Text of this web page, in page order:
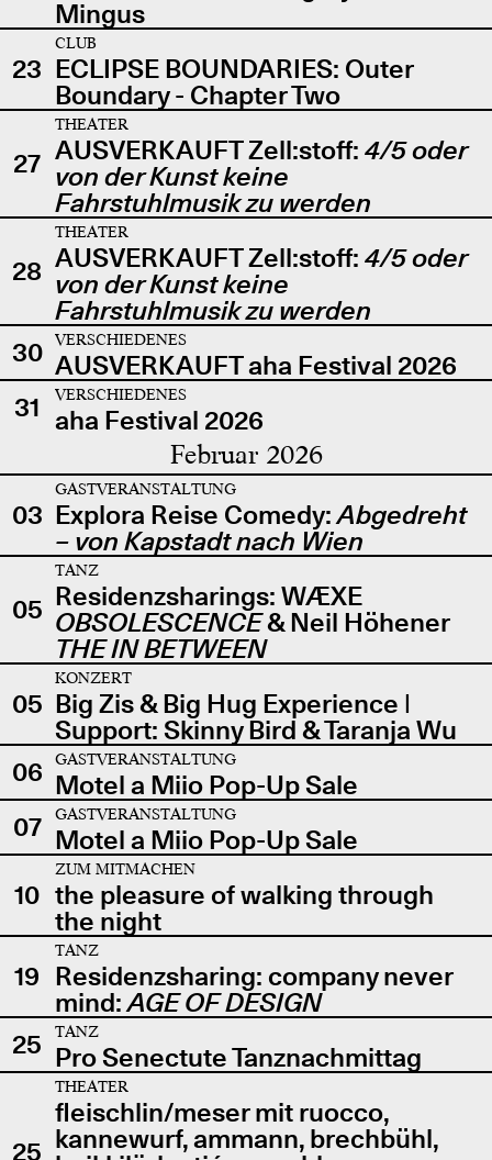
Mingus
23
CLUB
ECLIPSE BOUNDARIES: Outer
Boundary - Chapter Two
27
THEATER
AUSVERKAUFT Zell:stoff: 4/5 oder
von der Kunst keine
Fahrstuhlmusik zu werden
28
THEATER
AUSVERKAUFT Zell:stoff: 4/5 oder
von der Kunst keine
Fahrstuhlmusik zu werden
30
VERSCHIEDENES
AUSVERKAUFT aha Festival 2026
31
VERSCHIEDENES
aha Festival 2026
Februar 2026
03
GASTVERANSTALTUNG
Explora Reise Comedy:Abgedreht
– von Kapstadt nach Wien
05
TANZ
Residenzsharings: WÆXE
OBSOLESCENCE& Neil Höhener
THE IN BETWEEN
05
KONZERT
Big Zis & Big Hug Experience |
Support: Skinny Bird & Taranja Wu
06
GASTVERANSTALTUNG
Motel a Miio Pop-Up Sale
07
GASTVERANSTALTUNG
Motel a Miio Pop-Up Sale
10
ZUM MITMACHEN
the pleasure of walking through
the night
19
TANZ
Residenzsharing: company never
mind:AGE OF DESIGN
25
TANZ
Pro Senectute Tanznachmittag
25
THEATER
fleischlin/meser mit ruocco,
kannewurf, ammann, brechbühl,